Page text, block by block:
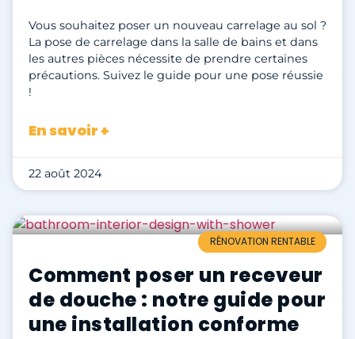
Vous souhaitez poser un nouveau carrelage au sol ?
La pose de carrelage dans la salle de bains et dans
les autres pièces nécessite de prendre certaines
précautions. Suivez le guide pour une pose réussie
!
En savoir +
22 août 2024
RÉNOVATION RENTABLE
Comment poser un receveur
de douche : notre guide pour
une installation conforme